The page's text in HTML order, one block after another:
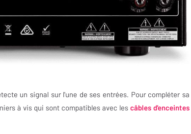
un signal sur l'une de ses entrées. Pour compléter sa
à vis qui sont compatibles avec les câbles d'enceintes